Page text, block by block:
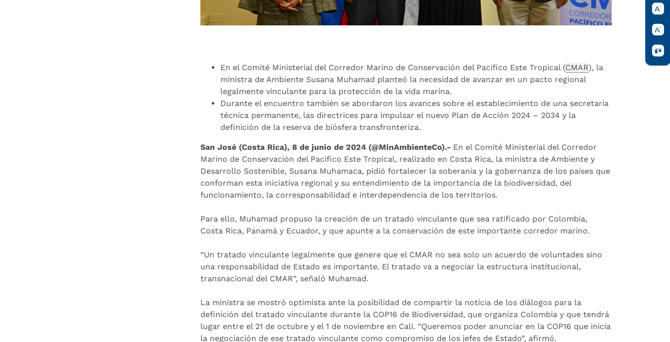
En el Comité Ministerial del Corredor Marino de Conservación del Pacifico Este Tropical (CMAR), la
ministra de Ambiente Susana Muhamad planteó la necesidad de avanzar en un pacto regional
legalmente vinculante para la protección de la vida marina.
Durante el encuentro también se abordaron los avances sobre el establecimiento de una secretaría
técnica permanente, las directrices para impulsar el nuevo Plan de Acción 2024 – 2034 y la
definición de la reserva de biósfera transfronteriza.
San José (Costa Rica), 8 de junio de 2024 (@MinAmbienteCo).- En el Comité Ministerial del Corredor
Marino de Conservación del Pacifico Este Tropical, realizado en Costa Rica, la ministra de Ambiente y
Desarrollo Sostenible, Susana Muhamaca, pidió fortalecer la soberanía y la gobernanza de los países que
conforman esta iniciativa regional y su entendimiento de la importancia de la biodiversidad, del
funcionamiento, la corresponsabilidad e interdependencia de los territorios.
Para ello, Muhamad propuso la creación de un tratado vinculante que sea ratificado por Colombia,
Costa Rica, Panamá y Ecuador, y que apunte a la conservación de este importante corredor marino.
“Un tratado vinculante legalmente que genere que el CMAR no sea solo un acuerdo de voluntades sino
una responsabilidad de Estado es importante. El tratado va a negociar la estructura institucional,
transnacional del CMAR”, señaló Muhamad.
La ministra se mostró optimista ante la posibilidad de compartir la noticia de los diálogos para la
definición del tratado vinculante durante la COP16 de Biodiversidad, que organiza Colombia y que tendrá
lugar entre el 21 de octubre y el 1 de noviembre en Cali. “Queremos poder anunciar en la COP16 que inicia
la negociación de ese tratado vinculante como compromiso de los jefes de Estado”, afirmó.